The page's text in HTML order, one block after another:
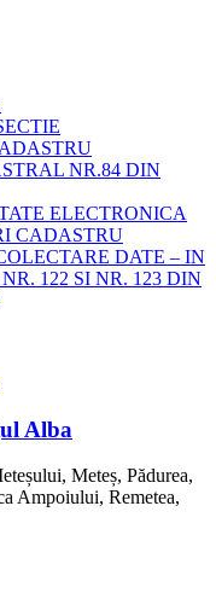
NR.84 DIN
ELECTRONICA
CADASTRU
DATE – IN
122 SI NR. 123 DIN
Alba
Meteș, Pădurea,
Ampoiului, Remetea,